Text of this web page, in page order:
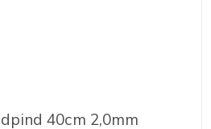
40cm 2,0mm